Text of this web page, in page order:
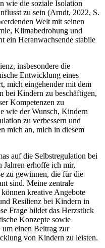
wie die soziale Isolation
zu sein (Arndt, 2022, S.
Welt mit seinen
Klimabedrohung und
ein Heranwachsende stabile
insbesondere die
Entwicklung eines
mich eingehender mit dem
bei Kindern zu beschäftigen,
Kompetenzen zu
wie der Wunsch, Kindern
zu verbessern und
mich an, mich in diesem
auf die Selbstregulation bei
erhoffe ich mir,
zu gewinnen, die für die
sind. Meine zentrale
kreative Angebote
Resilienz bei Kindern in
Frage bildet das Herzstück
Konzepte sowie
einen Beitrag zur
von Kindern zu leisten.